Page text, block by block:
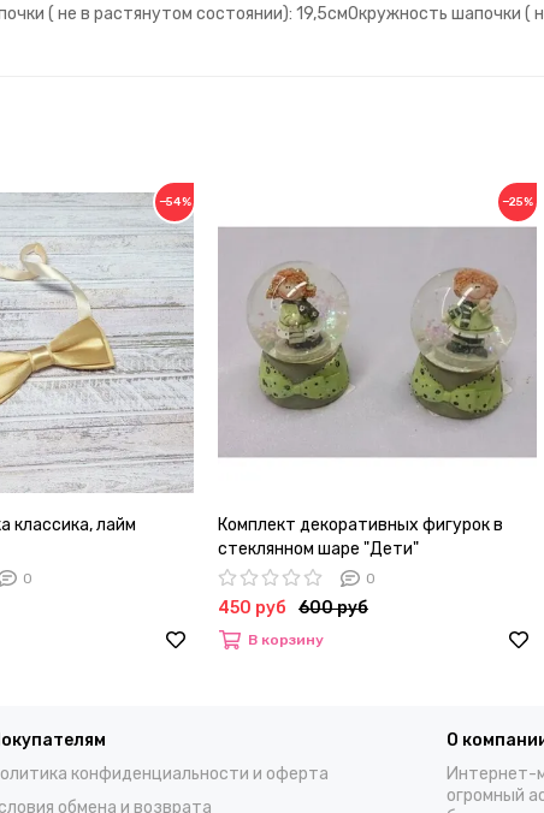
( не в растянутом состоянии): 19,5смОкружность шапочки (
−54%
классика, лайм
0
−25%
Комплект декоративных фигурок в
стеклянном шаре "Дети"
0
450 руб 600 руб
В корзину
конфиденциальности и оферта
обмена и возврата
О
Интернет-
огромный